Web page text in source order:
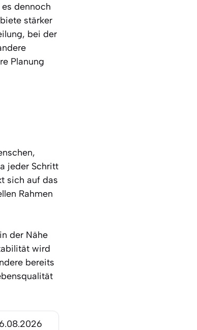
dennoch
stärker
bei der
Planung
jeder Schritt
sich auf das
Rahmen
der Nähe
wird
bereits